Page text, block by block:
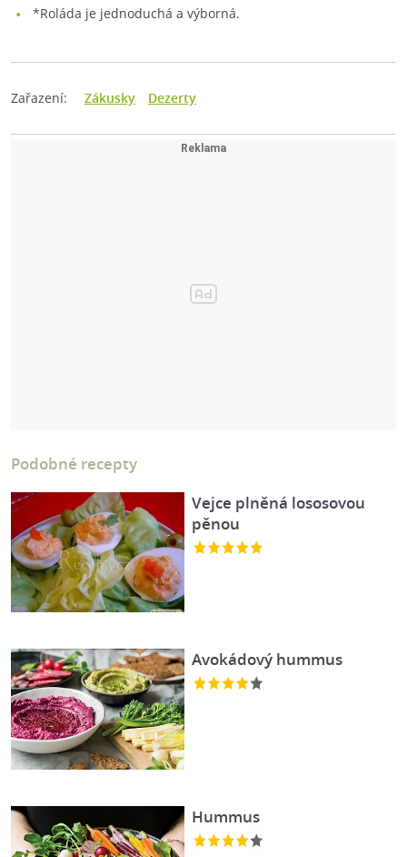
*Roláda je jednoduchá a výborná.
Zařazení: Zákusky Dezerty
Podobné recepty
Vejce plněná lososovou
pěnou
Avokádový hummus
Hummus